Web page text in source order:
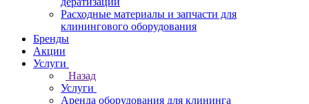
Расходные материалы и запчасти для
клинингового оборудования
Бренды
Акции
Услуги
Назад
Услуги
Аренда оборудования для клининга